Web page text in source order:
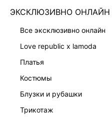
ЭКСКЛЮЗИВНО ОНЛАЙН
все эксклюзивно онлайн
love republic x lamoda
платья
костюмы
блузки и рубашки
трикотаж